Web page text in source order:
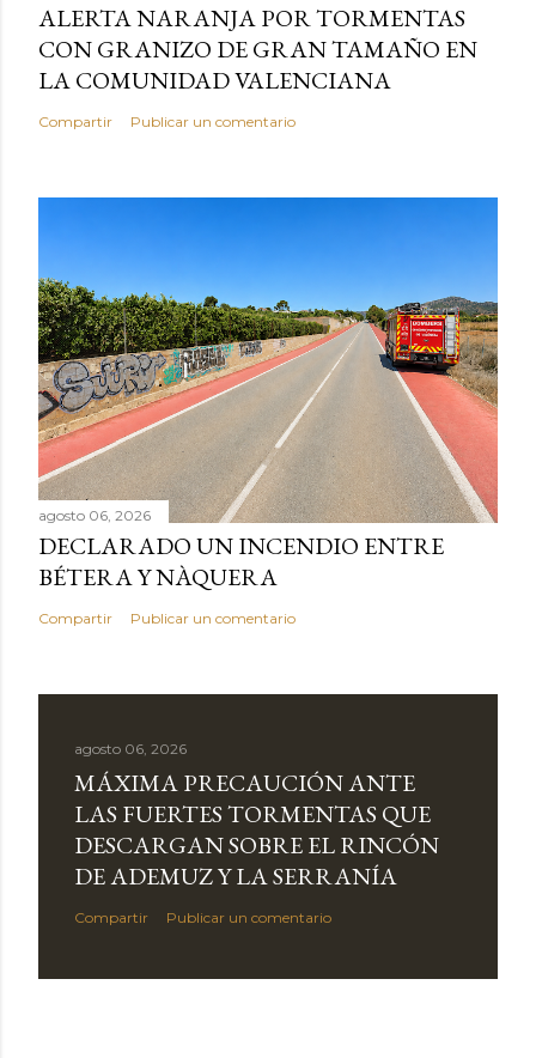
ALERTA NARANJA POR TORMENTAS
CON GRANIZO DE GRAN TAMAÑO EN
LA COMUNIDAD VALENCIANA
Compartir Publicar un comentario
agosto 06, 2026
DECLARADO UN INCENDIO ENTRE
BÉTERA Y NÀQUERA
Compartir Publicar un comentario
agosto 06, 2026
MÁXIMA PRECAUCIÓN ANTE
LAS FUERTES TORMENTAS QUE
DESCARGAN SOBRE EL RINCÓN
DE ADEMUZ Y LA SERRANÍA
Compartir Publicar un comentario